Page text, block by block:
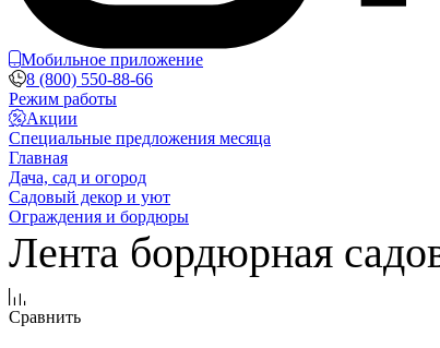
Мобильное приложение
8 (800) 550-88-66
Режим работы
Акции
Специальные предложения месяца
Главная
Дача, сад и огород
Садовый декор и уют
Ограждения и бордюры
Лента бордюрная
Сравнить